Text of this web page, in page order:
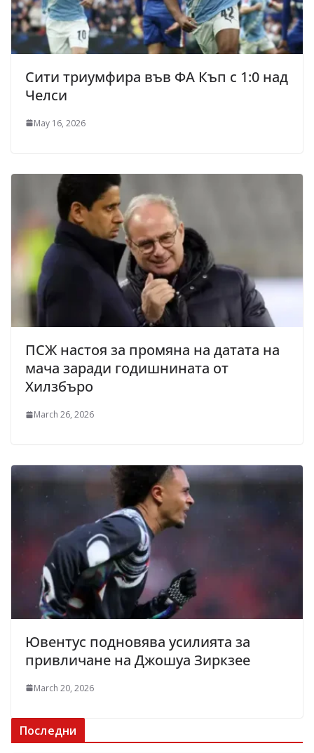
Сити триумфира във ФА Къп с 1:0 над
Челси
May 16, 2026
ПСЖ настоя за промяна на датата на
мача заради годишнината от
Хилзбъро
March 26, 2026
Ювентус подновява усилията за
привличане на Джошуа Зиркзее
March 20, 2026
Последни